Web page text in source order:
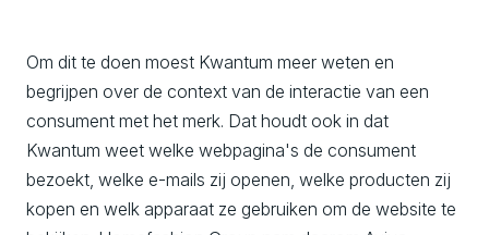
Om dit te doen moest Kwantum meer weten en
begrijpen over de context van de interactie van een
consument met het merk. Dat houdt ook in dat
Kwantum weet welke webpagina's de consument
bezoekt, welke e-mails zij openen, welke producten zij
kopen en welk apparaat ze gebruiken om de website te